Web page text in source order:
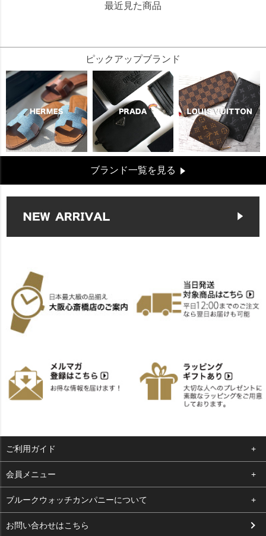
最近見た商品
ピックアップブランド
ブランド一覧を見る
ご利用ガイド
よくある質問
支払い・送料
お客様の声
会員メニュー
ログイン
お気に入り
ブルークウォッチカンパニーについて
会社概要
お問い合わせはこちら